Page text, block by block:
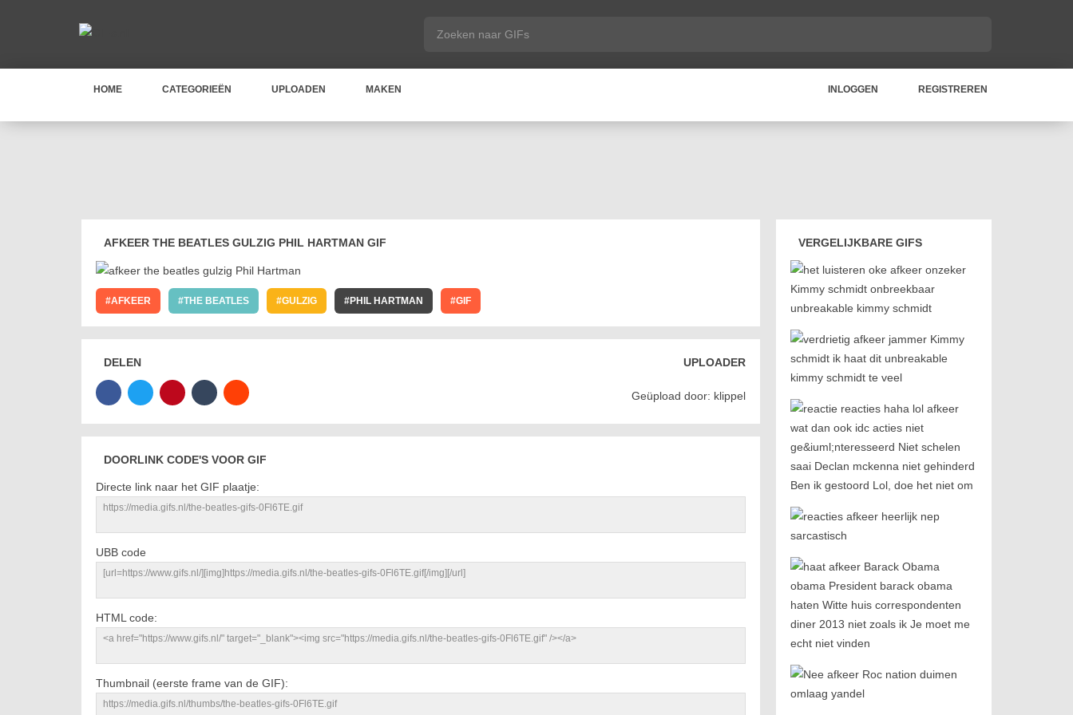
HOME CATEGORIEËN UPLOADEN MAKEN INLOGGEN REGISTREREN
AFKEER THE BEATLES GULZIG PHIL HARTMAN GIF
AFKEER THE BEATLES GULZIG PHIL HARTMAN GIF
DELEN UPLOADER
Geüpload door: klippel
DOORLINK CODE'S VOOR GIF
Directe link naar het GIF plaatje:
UBB code
HTML code:
Thumbnail (eerste frame van de GIF):
VERGELIJKBARE GIFS